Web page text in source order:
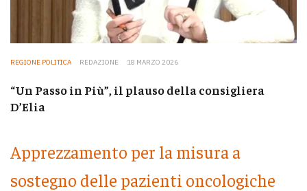
REGIONE POLITICA REDAZIONE 18 MARZO 2026
“Un Passo in Più”, il plauso della consigliera
D’Elia
Apprezzamento per la misura a
sostegno delle pazienti oncologiche